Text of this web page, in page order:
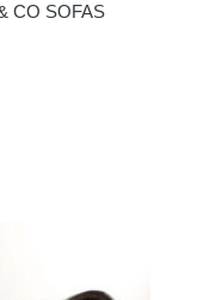
CO SOFAS